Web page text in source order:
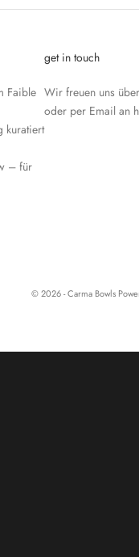
Faible
kuratiert
– für
get in touch
Wir freuen uns
oder per Email an
© 2026 - Carma Bowls